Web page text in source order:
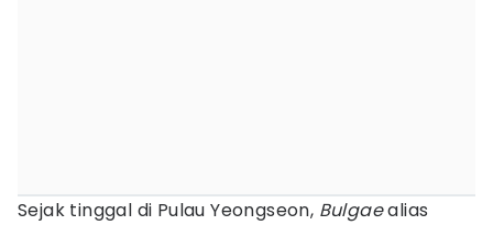
Sejak tinggal di Pulau Yeongseon, Bulgaealias